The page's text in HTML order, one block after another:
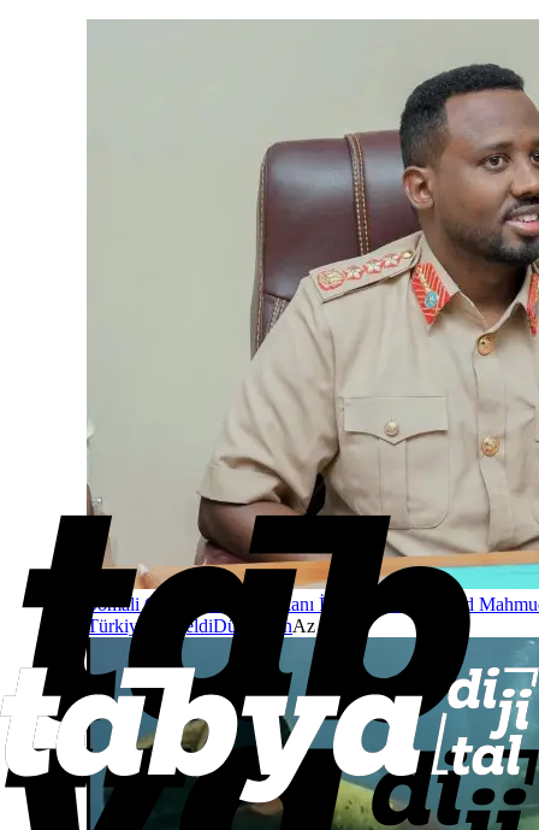
Somali Genelkurmay Başkanı İbrahim Muhammed
Türkiye’ye geldiDünyadanAz önce